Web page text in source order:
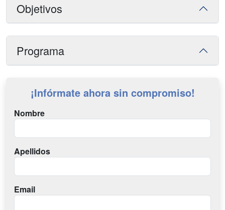
Objetivos
Programa
¡Infórmate ahora sin compromiso!
Nombre
Apellidos
Email